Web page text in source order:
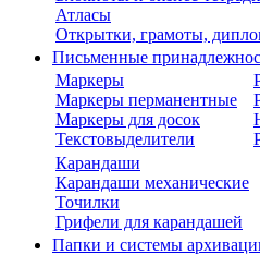
Атласы
Открытки, грамоты,
Письменные
Маркеры
Маркеры перманентные
Маркеры для досок
Текстовыделители
Карандаши
Карандаши механические
Точилки
Грифели для карандашей
Папки и системы